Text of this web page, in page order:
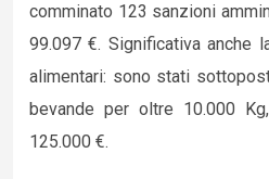
comminato 123 sanzioni
99.097 €. Significativa anche
alimentari: sono stati
bevande per oltre 10.000
125.000 €.